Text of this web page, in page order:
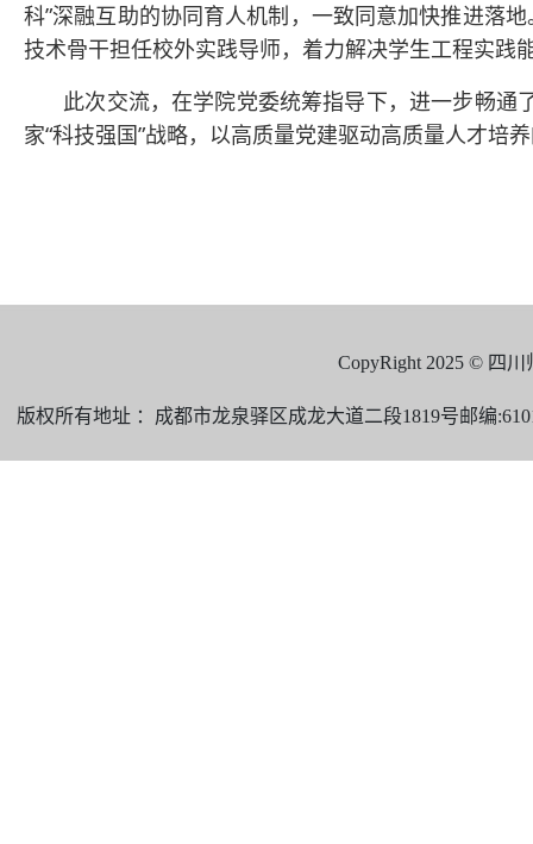
科”深融互助的协同育人机制 ，一致同意加快推进落地
技术骨干担任校外实践导师，着力解决学生工程实践
此次交流，在学院党委统筹指导下，进一步畅通
家“科技强国”战略，以高质量党建驱动高质量人才培
CopyRight 2025 ©
版权所有地址 ：成都市龙泉驿区成龙大道二段1819号邮编